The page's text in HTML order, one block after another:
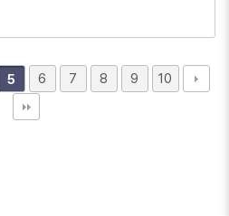
5 6 7 8 9 10